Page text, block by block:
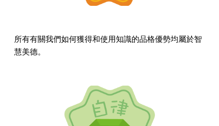
所有有關我們如何獲得和使用知識的品格優勢均屬於智
慧美德。